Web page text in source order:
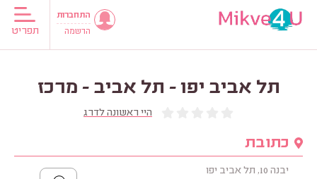
תפריט
התחברות
הרשמה
תל אביב יפו - תל אביב - מרכז
היי ראשונה לדרג
כתובת
יבנה 10, תל אביב יפו